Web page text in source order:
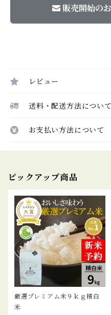
販売開始の
レビュー
送料・配送方法について
お支払い方法について
ピックアップ商品
厳選プレミアム米９ｋｇ精白
米